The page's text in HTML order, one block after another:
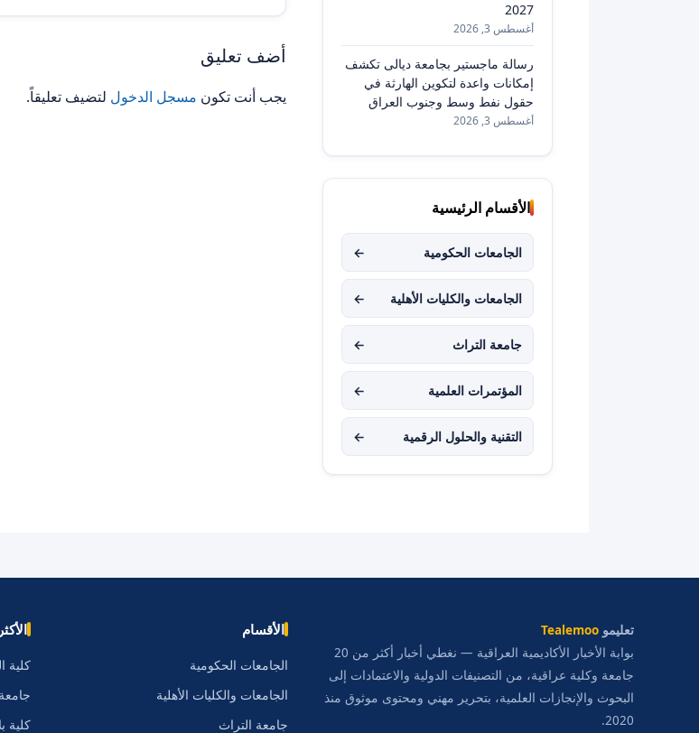
أضف تعليق
يجب أنت تكون مسجل الدخول لتضيف تعليقاً.
2027
أغسطس 3, 2026
رسالة ماجستير بجامعة ديالى تكشف
إمكانات واعدة لتكوين الهارثة في
حقول نفط وسط وجنوب العراق
أغسطس 3, 2026
الأقسام الرئيسية
الجامعات الحكومية ←
الجامعات والكليات الأهلية ←
جامعة التراث ←
المؤتمرات العلمية ←
التقنية والحلول الرقمية ←
تعليمو Tealemoo
بوابة الأخبار الأكاديمية العراقية — نغطي أخبار أكثر من 20
جامعة وكلية عراقية، من التصنيفات الدولية والاعتمادات إلى
البحوث والإنجازات العلمية، بتحرير مهني ومحتوى موثوق منذ
2020.
الأقسام
الجامعات الحكومية
الجامعات والكليات الأهلية
جامعة التراث
كلية
كلية